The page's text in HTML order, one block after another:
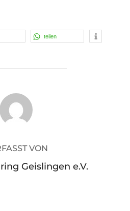
teilen
VON
Geislingen e.V.